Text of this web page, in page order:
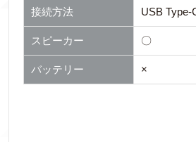
接続方法 USB
スピーカー 〇
バッテリー ×